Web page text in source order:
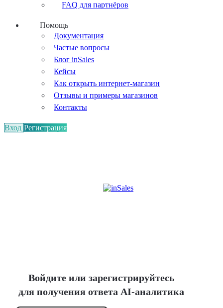
FAQ для партнёров
Помощь
Документация
Частые вопросы
Блог inSales
Кейсы
Как открыть интернет-магазин
Отзывы и примеры магазинов
Контакты
Вход Регистрация
Войдите или зарегистрируйтесь
для получения ответа AI-аналитика